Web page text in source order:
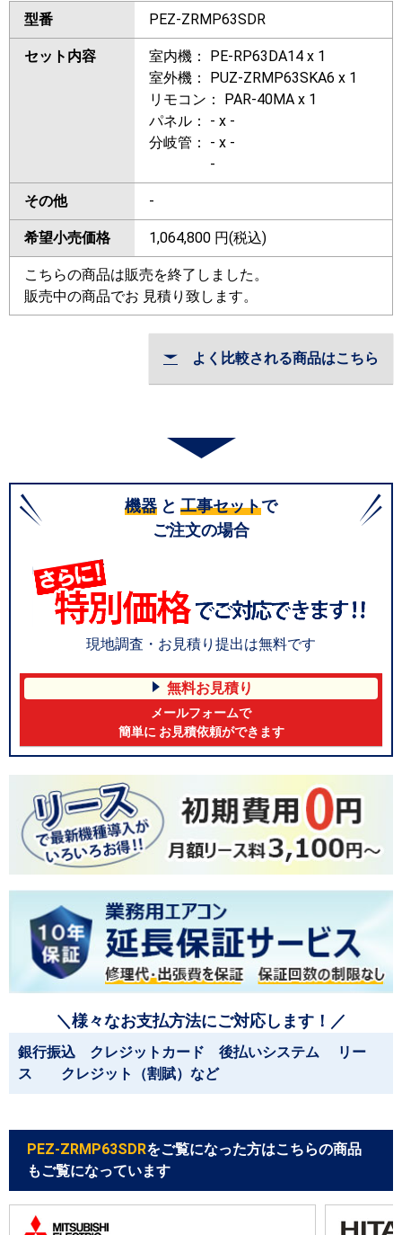
型番 PEZ-ZRMP63SDR
セット内容
室内機： PE-RP63DA14 x 1
室外機： PUZ-ZRMP63SKA6 x 1
リモコン： PAR-40MA x 1
パネル： - x -
分岐管： - x -
-
その他 -
希望小売価格 1,064,800 円(税込)
こちらの商品は販売を終了しました。
販売中の商品でお 見積り致します。
よく比較される商品はこちら
機器 と 工事セットで
ご注文の場合
現地調査・お見積り提出は無料です
無料お見積り
メールフォームで
簡単に お見積依頼ができます
＼様々なお支払方法にご対応します！／
銀行振込 クレジットカード 後払いシステム リー
ス クレジット（割賦）など
PEZ-ZRMP63SDRをご覧になった方はこちらの商品
もご覧になっています